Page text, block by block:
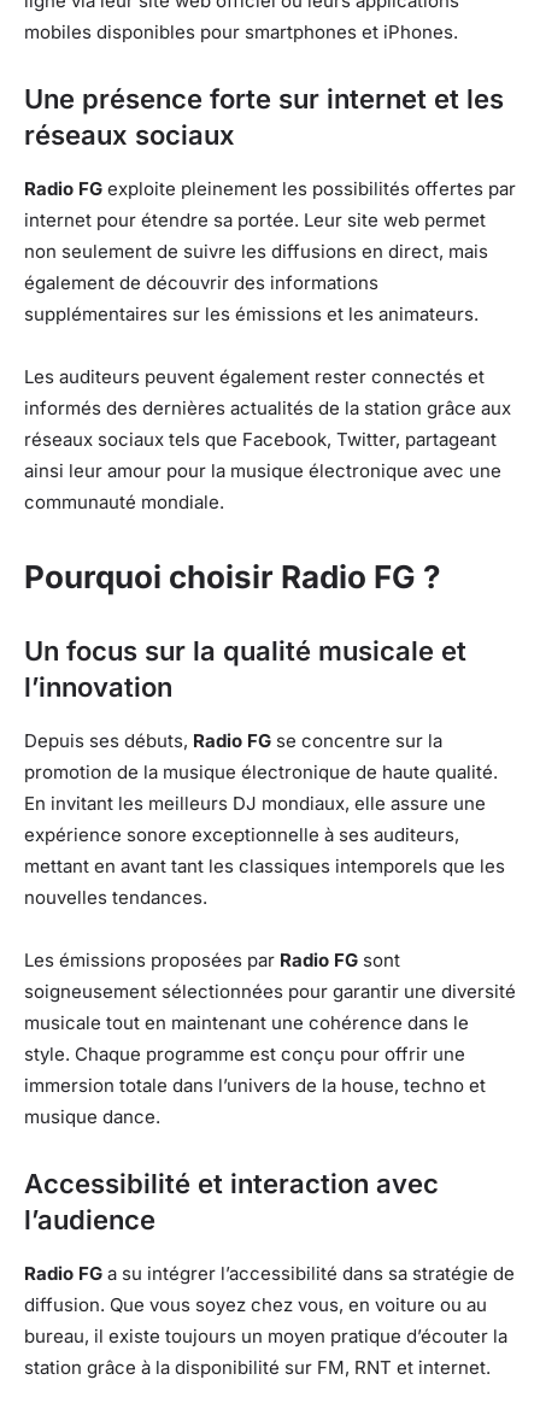
mobiles disponibles pour smartphones et iPhones.
Une présence forte sur internet et les
réseaux sociaux
Radio FG exploite pleinement les possibilités offertes par
internet pour étendre sa portée. Leur site web permet
non seulement de suivre les diffusions en direct, mais
également de découvrir des informations
supplémentaires sur les émissions et les animateurs.
Les auditeurs peuvent également rester connectés et
informés des dernières actualités de la station grâce aux
réseaux sociaux tels que Facebook, Twitter, partageant
ainsi leur amour pour la musique électronique avec une
communauté mondiale.
Pourquoi choisir Radio FG ?
Un focus sur la qualité musicale et
l’innovation
Depuis ses débuts, Radio FG se concentre sur la
promotion de la musique électronique de haute qualité.
En invitant les meilleurs DJ mondiaux, elle assure une
expérience sonore exceptionnelle à ses auditeurs,
mettant en avant tant les classiques intemporels que les
nouvelles tendances.
Les émissions proposées par Radio FG sont
soigneusement sélectionnées pour garantir une diversité
musicale tout en maintenant une cohérence dans le
style. Chaque programme est conçu pour offrir une
immersion totale dans l’univers de la house, techno et
musique dance.
Accessibilité et interaction avec
l’audience
Radio FG a su intégrer l’accessibilité dans sa stratégie de
diffusion. Que vous soyez chez vous, en voiture ou au
bureau, il existe toujours un moyen pratique d’écouter la
station grâce à la disponibilité sur FM, RNT et internet.